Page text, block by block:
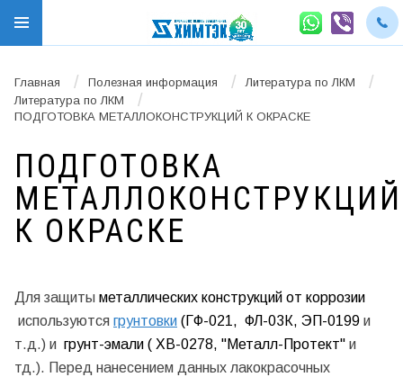
Главная / Полезная информация / Литература по ЛКМ /
Литература по ЛКМ /
ПОДГОТОВКА МЕТАЛЛОКОНСТРУКЦИЙ К ОКРАСКЕ
ПОДГОТОВКА
МЕТАЛЛОКОНСТРУКЦИЙ
К ОКРАСКЕ
Для защиты металлических конструкций от коррозии
используются грунтовки (ГФ-021, ФЛ-03К, ЭП-0199 и
т.д.) и грунт-эмали ( ХВ-0278, "Металл-Протект" и
тд.). Перед нанесением данных лакокрасочных